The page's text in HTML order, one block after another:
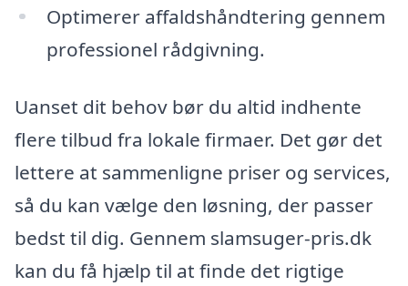
Optimerer affaldshåndtering gennem
professionel rådgivning.
Uanset dit behov bør du altid indhente
flere tilbud fra lokale firmaer. Det gør det
lettere at sammenligne priser og services,
så du kan vælge den løsning, der passer
bedst til dig. Gennem slamsuger-pris.dk
kan du få hjælp til at finde det rigtige